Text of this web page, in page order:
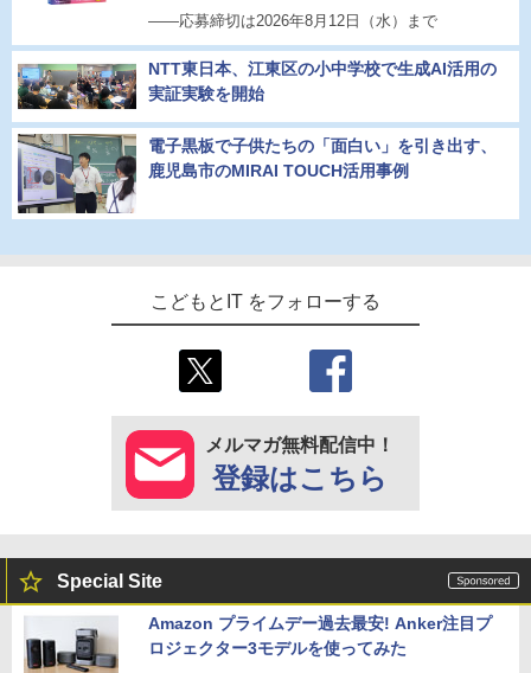
――応募締切は2026年8月12日（水）まで
NTT東日本、江東区の小中学校で生成AI活用の
実証実験を開始
電子黒板で子供たちの「面白い」を引き出す、
鹿児島市のMIRAI TOUCH活用事例
こどもとIT をフォローする
メルマガ無料配信中！
登録はこちら
Special Site
Amazon プライムデー過去最安! Anker注目プ
ロジェクター3モデルを使ってみた